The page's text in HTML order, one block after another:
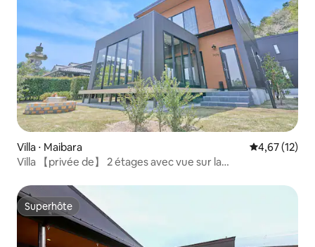
Villa ⋅ Maibara Évaluation
4,67 (12)
Villa 【privée de】 2 étages avec vue sur la
Superhôte
Superhôte